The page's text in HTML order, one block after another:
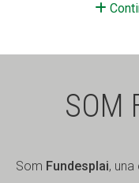
SOM
Som Fundesplai,
La Fundació
La Fundació